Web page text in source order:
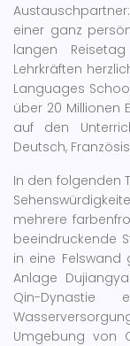
einer ganz
langen
Lehrkräften
Languages
über 20 Millionen
auf den
Deutsch,
In den folgenden
mehrere
beeindruckende
in eine Felswand
Anlage
Qin-
Umgebung von